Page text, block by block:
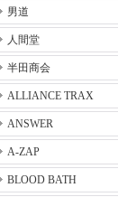
男道
人間堂
半田商会
ALLIANCE TRAX
ANSWER
A-ZAP
BLOOD BATH